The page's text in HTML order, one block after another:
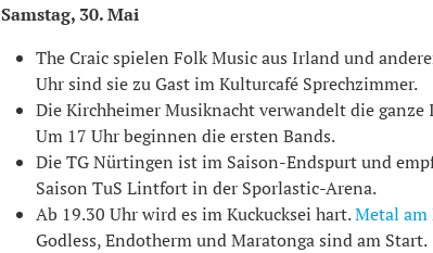
Samstag, 30. Mai
The Craic spielen Folk Music aus Irland und
Uhr sind sie zu Gast im Kulturcafé Sprechzimmer.
Die Kirchheimer Musiknacht verwandelt die
Um 17 Uhr beginnen die ersten Bands.
Die TG Nürtingen ist im Saison-Endspurt und
Saison TuS Lintfort in der Sporlastic-Arena.
Ab 19.30 Uhr wird es im Kuckucksei hart.Metal am
Godless, Endotherm und Maratonga sind am Start.